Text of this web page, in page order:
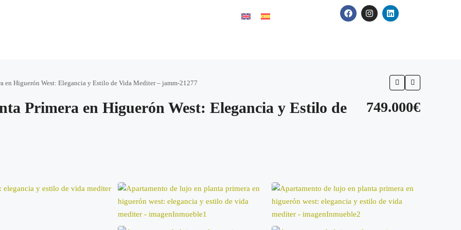
en Higuerón West: Elegancia y Estilo de Vida Mediter – jamm-21277
Primera en Higuerón West: Elegancia y Estilo de 749.000€